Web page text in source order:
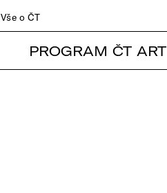
Vše o ČT
PROGRAM ČT ART